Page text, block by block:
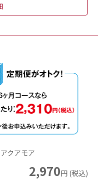
クアモア
2,970円 (税込)